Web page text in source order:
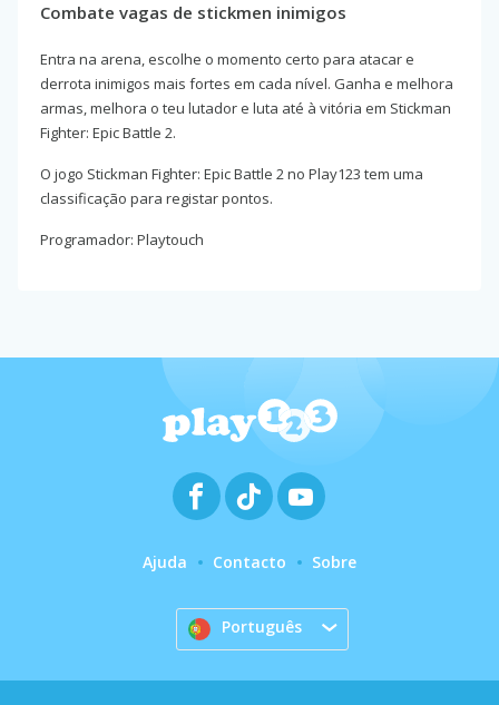
Combate vagas de stickmen inimigos
Entra na arena, escolhe o momento certo para atacar e
derrota inimigos mais fortes em cada nível. Ganha e melhora
armas, melhora o teu lutador e luta até à vitória em Stickman
Fighter: Epic Battle 2.
O jogo Stickman Fighter: Epic Battle 2 no Play123 tem uma
classificação para registar pontos.
Programador: Playtouch
Ajuda Contacto Sobre
Português